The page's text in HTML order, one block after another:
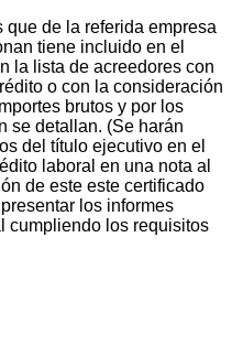
de la referida empresa
tiene incluido en el
la lista de acreedores con
o con la consideración
brutos y por los
se detallan. (Se harán
del título ejecutivo en el
laboral en una nota al
de este este certificado
los informes
cumpliendo los requisitos